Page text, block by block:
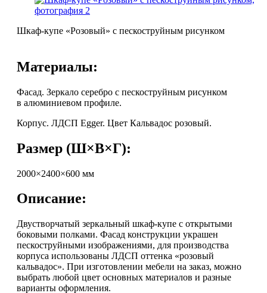
Шкаф-купе «Розовый» с пескоструйным рисунком
Материалы:
Фасад. Зеркало серебро с пескоструйным рисунком
в алюминиевом профиле.
Корпус. ЛДСП Egger. Цвет Кальвадос розовый.
Размер (Ш×В×Г):
2000×2400×600 мм
Описание:
Двустворчатый зеркальный шкаф-купе с открытыми
боковыми полками. Фасад конструкции украшен
пескоструйными изображениями, для производства
корпуса использованы ЛДСП оттенка «розовый
кальвадос». При изготовлении мебели на заказ, можно
выбрать любой цвет основных материалов и разные
варианты оформления.